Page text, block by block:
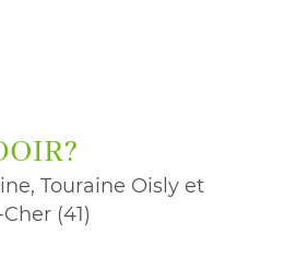
Touraine Oisly et
(41)